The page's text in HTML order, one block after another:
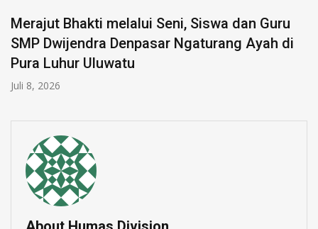
Merajut Bhakti melalui Seni, Siswa dan Guru
SMP Dwijendra Denpasar Ngaturang Ayah di
Pura Luhur Uluwatu
Juli 8, 2026